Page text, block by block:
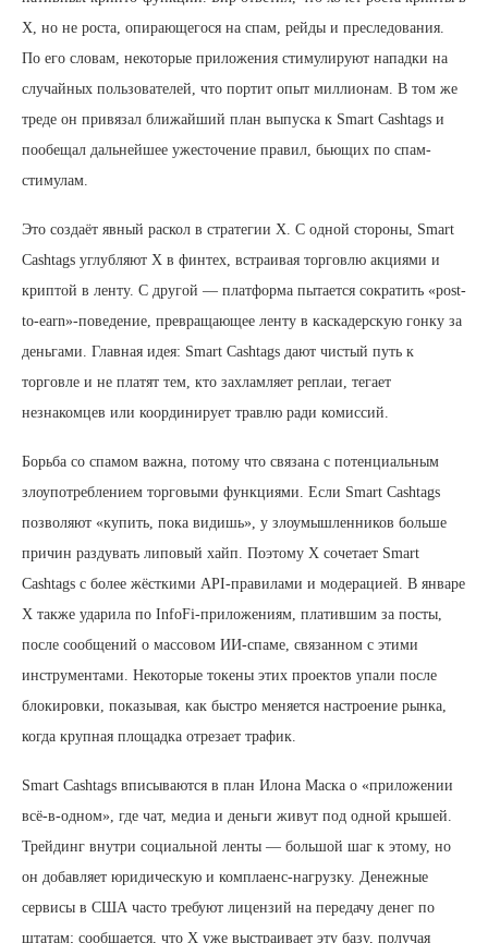
X, но не роста, опирающегося на спам, рейды и преследования.
По его словам, некоторые приложения стимулируют нападки на
случайных пользователей, что портит опыт миллионам. В том же
треде он привязал ближайший план выпуска к Smart Cashtags и
пообещал дальнейшее ужесточение правил, бьющих по спам-
стимулам.
Это создаёт явный раскол в стратегии X. С одной стороны, Smart
Cashtags углубляют X в финтех, встраивая торговлю акциями и
криптой в ленту. С другой — платформа пытается сократить «post-
to-earn»-поведение, превращающее ленту в каскадерскую гонку за
деньгами. Главная идея: Smart Cashtags дают чистый путь к
торговле и не платят тем, кто захламляет реплаи, тегает
незнакомцев или координирует травлю ради комиссий.
Борьба со спамом важна, потому что связана с потенциальным
злоупотреблением торговыми функциями. Если Smart Cashtags
позволяют «купить, пока видишь», у злоумышленников больше
причин раздувать липовый хайп. Поэтому X сочетает Smart
Cashtags с более жёсткими API-правилами и модерацией. В январе
X также ударила по InfoFi-приложениям, платившим за посты,
после сообщений о массовом ИИ-спаме, связанном с этими
инструментами. Некоторые токены этих проектов упали после
блокировки, показывая, как быстро меняется настроение рынка,
когда крупная площадка отрезает трафик.
Smart Cashtags вписываются в план Илона Маска о «приложении
всё-в-одном», где чат, медиа и деньги живут под одной крышей.
Трейдинг внутри социальной ленты — большой шаг к этому, но
он добавляет юридическую и комплаенс-нагрузку. Денежные
сервисы в США часто требуют лицензий на передачу денег по
штатам; сообщается, что X уже выстраивает эту базу, получая